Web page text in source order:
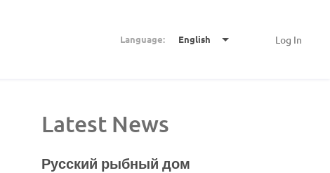
Log In
Language: English
Latest News
Русский рыбный дом